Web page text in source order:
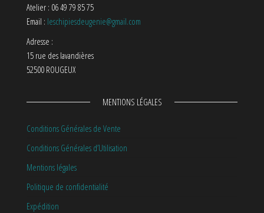
Atelier : 06 49 79 85 75
Email : leschipiesdeugenie@gmail.com
Adresse :
15 rue des lavandières
52500 ROUGEUX
MENTIONS LÉGALES
Conditions Générales de Vente
Conditions Générales d’Utilisation
Mentions légales
Politique de confidentialité
Expédition